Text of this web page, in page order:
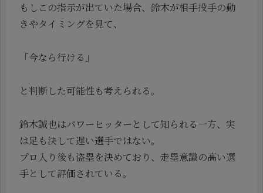
もしこの指示が出ていた場合、鈴木が相手投手の動
きやタイミングを見て、
「今なら行ける」
と判断した可能性も考えられる。
鈴木誠也はパワーヒッターとして知られる一方、実
は足も決して遅い選手ではない。
プロ入り後も盗塁を決めており、走塁意識の高い選
手として評価されている。